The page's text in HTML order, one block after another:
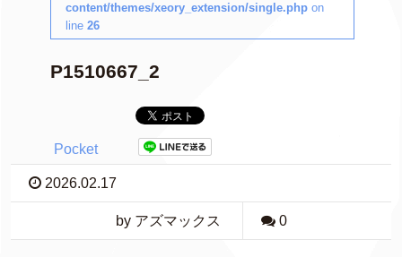
content/themes/xeory_extension/single.php on
line 26
P1510667_2
Pocket
2026.02.17
by アズマックス 0